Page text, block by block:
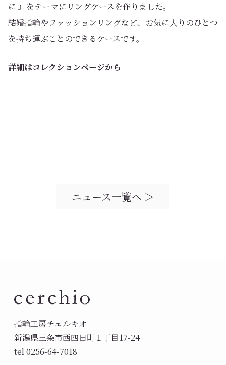
に 』をテーマにリングケースを作りました。
結婚指輪やファッションリングなど、お気に入りのひとつ
を持ち運ぶことのできるケースです。
詳細はコレクションページから
ニュース一覧へ ＞
指輪工房チェルキオ
新潟県三条市西四日町１丁目17-24
tel 0256-64-7018